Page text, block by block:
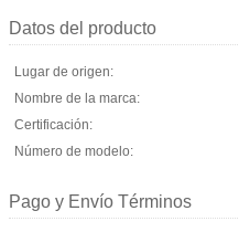
Datos del producto
Lugar de origen:
Nombre de la marca:
Certificación:
Número de modelo:
Pago y Envío Términos